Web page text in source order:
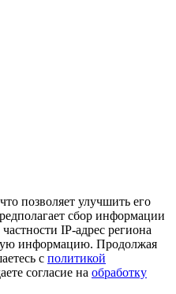
позволяет улучшить его
сбор информации
IP-адрес региона
информацию. Продолжая
с политикой
согласие на обработку